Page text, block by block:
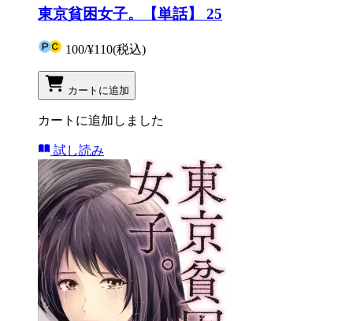
東京貧困女子。【単話】 25
100/¥110(税込)
カートに追加
カートに追加しました
試し読み